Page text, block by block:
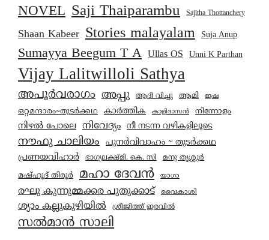
NOVEL Saji Thaiparambu Sajitha Thottanchery
Shaan Kabeer Stories malayalam Suja Anup
Sumayya Beegum T A Ullas OS Unni K Parthan
Vijay Lalitwilloli Sathya
അപൂർവരാഗം അപ്പു ആദി വിച്ചു ആമി ഇഷ
ഒറ്റമന്ദാരം~തുടർക്കഥ കാര്‍ത്തിക കാളിദാസൻ നിന്നോളം
നിഴൽ പോലെ നിവേദ്യം നീ നടന്ന വഴികളിലൂടെ
നൗഫു ചാലിയം പുനർവിവാഹം ~ തുടർക്കഥ
പ്രണയവിഹാർ ഭാഗ്യലക്ഷ്മി. കെ. സി
മനു തൃശ്ശൂർ
മഷ്ഹൂദ് തിരൂർ
മഹാ ദേവൻ യാഗാ
രഘു കുന്നുമ്മക്കര പുതുക്കാട് വൈകാശി
ശ്യാം കല്ലുകുഴിയിൽ ശ്രീജിത്ത് ഇരവിൽ
സൽമാൻ സാലി